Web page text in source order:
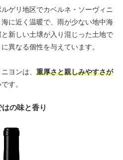
ゲリ地区でカベルネ・ソーヴィニ
に近く温暖で、雨が少ない地中海
新しい土壌が入り混じった土地で
異なる個性を与えています。
ヨンは、 重厚さと親しみやすさが
す。
の味と香り